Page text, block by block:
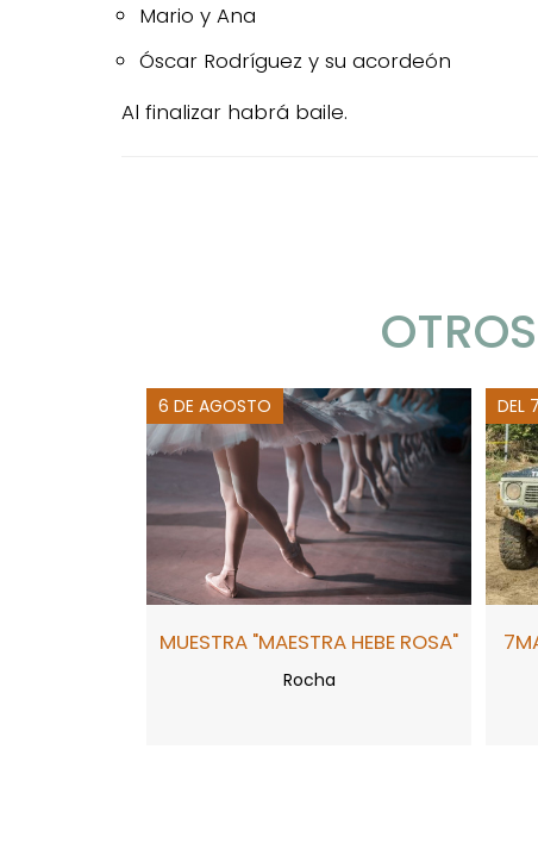
Mario y Ana
Óscar Rodríguez y su acordeón
Al finalizar habrá baile.
6 DE AGOSTO
MUESTRA "MAESTRA HEBE ROSA"
Rocha
DEL